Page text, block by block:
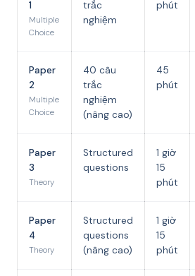
1
Multiple
Choice
trắc
nghiệm
phút
Paper
2
Multiple
Choice
40 câu
trắc
nghiệm
(nâng cao)
45
phút
Paper
3
Theory
Structured
questions
1 giờ
15
phút
Paper
4
Theory
Structured
questions
(nâng cao)
1 giờ
15
phút